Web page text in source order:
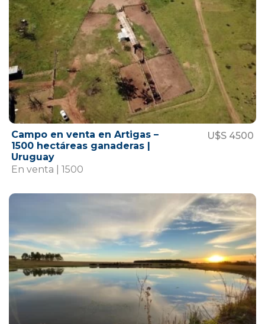
Campo en venta en Artigas –
1500 hectáreas ganaderas |
Uruguay
U$S 4500
En venta | 1500